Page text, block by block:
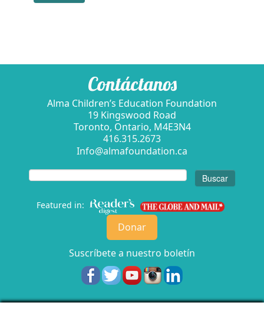
Contáctanos
Alma Children’s Education Foundation
19 Kingswood Road
Toronto, Ontario, M4E3N4
416.315.2673
Info@almafoundation.ca
Featured in:
Donar
Suscríbete a nuestro boletín